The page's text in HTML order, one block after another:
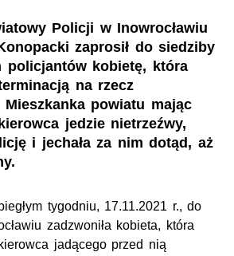
Policji w Inowrocławiu
zaprosił do siedziby
policjantów kobietę, która
na rzecz
Mieszkanka powiatu mając
jedzie nietrzeźwy,
i jechała za nim dotąd, aż
tygodniu, 17.11.2021 r., do
zadzwoniła kobieta, która
jadącego przed nią